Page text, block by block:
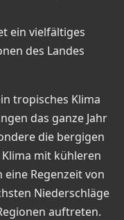
ein vielfältiges
des Landes
tropisches Klima
das ganze Jahr
die bergigen
mit kühleren
Regenzeit von
Niederschläge
auftreten.